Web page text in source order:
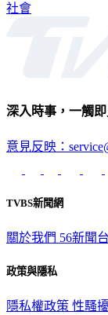
社會
深入時事，一觸
意見反映：
TVBS新聞網
關於我們 56新聞
政策與隱私
隱私權政策 性騷